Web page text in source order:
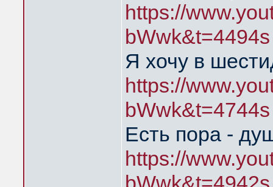
https://
bWwk&t=4494s
Я хочу в
https://
bWwk&t=4744s
Есть пора -
https://